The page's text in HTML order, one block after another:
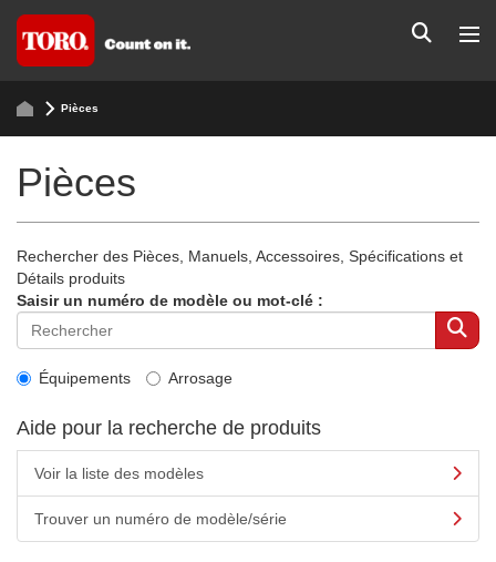
Pièces
Pièces
Rechercher des Pièces, Manuels, Accessoires, Spécifications et
Détails produits
Saisir un numéro de modèle ou mot-clé :
Équipements Arrosage
Aide pour la recherche de produits
Voir la liste des modèles
Trouver un numéro de modèle/série